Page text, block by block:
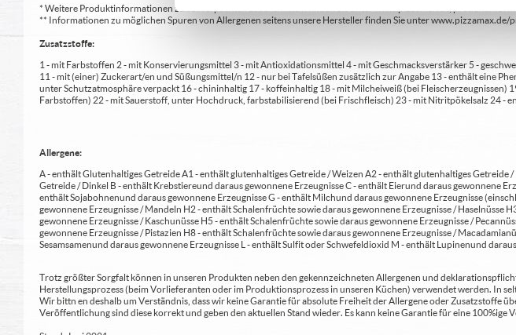
* Weitere Produktinformationen zu vorverpackten Lebensmitteln finden Sie unter www.pizzamax.de/
** Informationen zu möglichen Spuren von Allergenen seitens unsere Hersteller finden Sie unter
Zusatzstoffe:
1 - mit Farbstoffen 2 - mit Konservierungsmittel 3 - mit Antioxidationsmittel 4 - mit Geschmacksverstärker 5 -
11 - mit (einer) Zuckerart/en und Süßungsmittel/n 12 - nur bei Tafelsüßen zusätzlich zur Angabe 13 - enthält eine
unter Schutzatmosphäre verpackt 16 - chininhaltig 17 - koffeinhaltig 18 - mit Milcheiweiß (bei
Farbstoffen) 22 - mit Sauerstoff, unter Hochdruck, farbstabilisierend (bei Frischfleisch) 23 - mit Nitritpökelsalz 24 -
Allergene:
A - enthält Glutenhaltiges Getreide A1 - enthält glutenhaltiges Getreide / Weizen A2 - enthält glutenhaltiges
Getreide / Dinkel B - enthält Krebstiere und daraus gewonnene Erzeugnisse C - enthält Eier und daraus gewonnene
enthält Sojabohnen und daraus gewonnene Erzeugnisse G - enthält Milch und daraus gewonnene Erzeugnisse
gewonnene Erzeugnisse / Mandeln H2 - enthält Schalenfrüchte sowie daraus gewonnene Erzeugnisse /
gewonnene Erzeugnisse / Kaschunüsse H5 - enthält Schalenfrüchte sowie daraus gewonnene Erzeugnisse /
gewonnene Erzeugnisse / Pistazien H8 - enthält Schalenfrüchte sowie daraus gewonnene Erzeugnisse /
Sesamsamen und daraus gewonnene Erzeugnisse L - enthält Sulfit oder Schwefeldioxid M - enthält Lupinen und
Trotz größter Sorgfalt können in unseren Produkten neben den gekennzeichneten Allergenen und
Herstellungsprozess (beim Vorlieferanten oder im Produktionsprozess in unseren Küchen) verwendet werden. In
Wir bittn en deshalb um Verständnis, dass wir keine Garantie für absolute Freiheit der Allergene oder
Veröffentlichung sind diese korrekt und geben den aktuellen Stand wieder. Es kann keine Garantie für eine